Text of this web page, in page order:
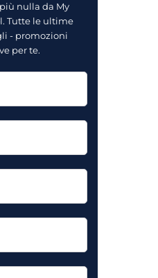
nulla da My
Tutte le ultime
- promozioni
per te.